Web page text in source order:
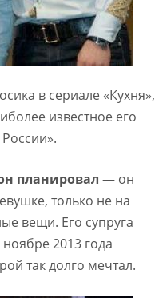
в сериале «Кухня»,
известное его
планировал — он
только не на
вещи. Его супруга
2013 года
так долго мечтал.